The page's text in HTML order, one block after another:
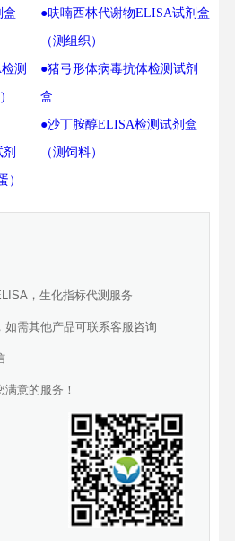
盒
测
）
●呋喃西林代谢物ELISA试剂盒
（测组织）
●猪弓形体病毒抗体检测试剂
盒
●沙丁胺醇ELISA检测试剂盒
（测饲料）
，生化指标代测服务
如需其他产品可联系客服咨询
意的服务！